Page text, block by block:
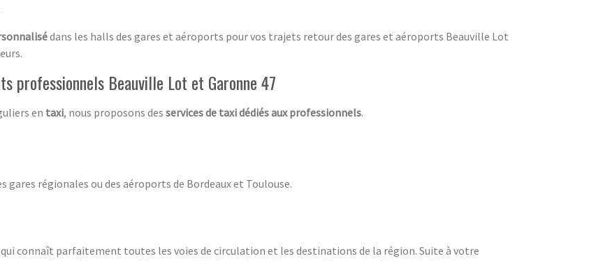
dans les halls des gares et aéroports pour vos trajets retour des gares et aéroports Beauville Lot
professionnels Beauville Lot et Garonne 47
en taxi, nous proposons des services de taxi dédiés aux professionnels.
gares régionales ou des aéroports de Bordeaux et Toulouse.
qui connaît parfaitement toutes les voies de circulation et les destinations de la région. Suite à votre